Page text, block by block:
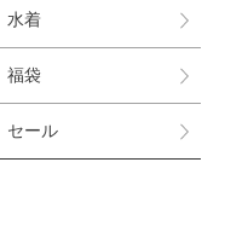
水着
福袋
セール